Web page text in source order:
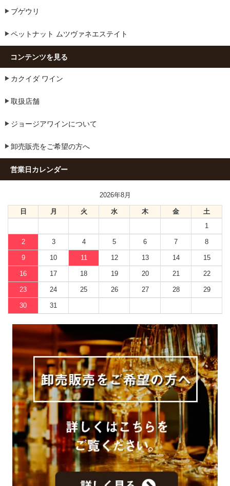
ブゲウリ
ペットナット ムツヴァネエステイト
コンテンツを見る
カクイダ ワイン
取扱店舗
ジョージアワインについて
卸売販売をご希望の方へ
営業日カレンダー
2026年8月
日 月 火 水 木 金
土
1
2 3 4 5 6 7 8
9 10 11 12 13 14 15
16 17 18 19 20 21 22
23 24 25 26 27 28 29
30 31